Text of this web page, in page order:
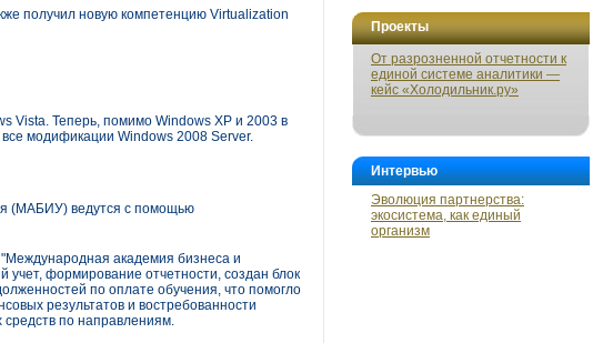
Проекты
От разрозненной отчетности к
единой системе аналитики —
кейс «Холодильник.ру»
Интервью
Эволюция партнерства:
экосистема, как единый
организм
получил новую компетенцию Virtualization
Vista. Теперь, помимо Windows XP и 2003 в
модификации Windows 2008 Server.
(МАБИУ) ведутся с помощью
академия бизнеса и
формирование отчетности, создан блок
по оплате обучения, что помогло
результатов и востребованности
по направлениям.